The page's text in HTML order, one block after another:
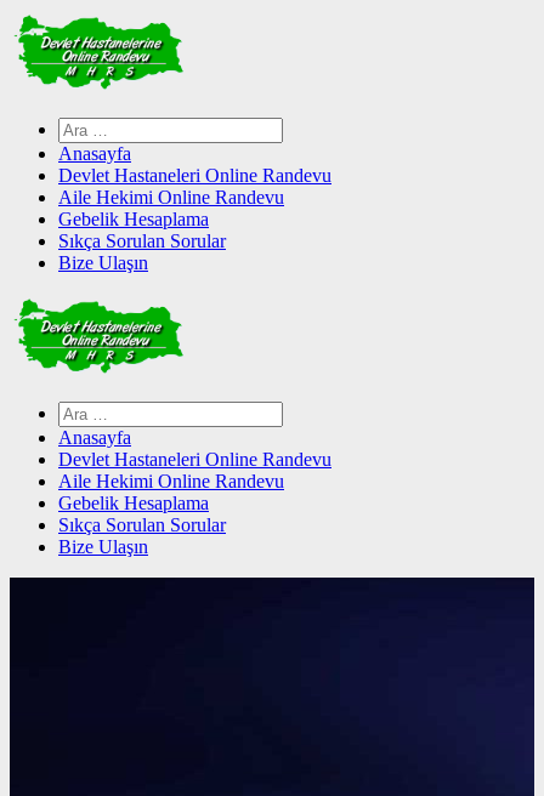
Skip
to
content
Arama:
Anasayfa
Devlet Hastaneleri Online Randevu
Aile Hekimi Online Randevu
Gebelik Hesaplama
Sıkça Sorulan Sorular
Bize Ulaşın
Arama:
Anasayfa
Devlet Hastaneleri Online Randevu
Aile Hekimi Online Randevu
Gebelik Hesaplama
Sıkça Sorulan Sorular
Bize Ulaşın